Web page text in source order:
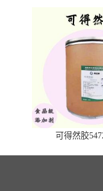
可得然胶